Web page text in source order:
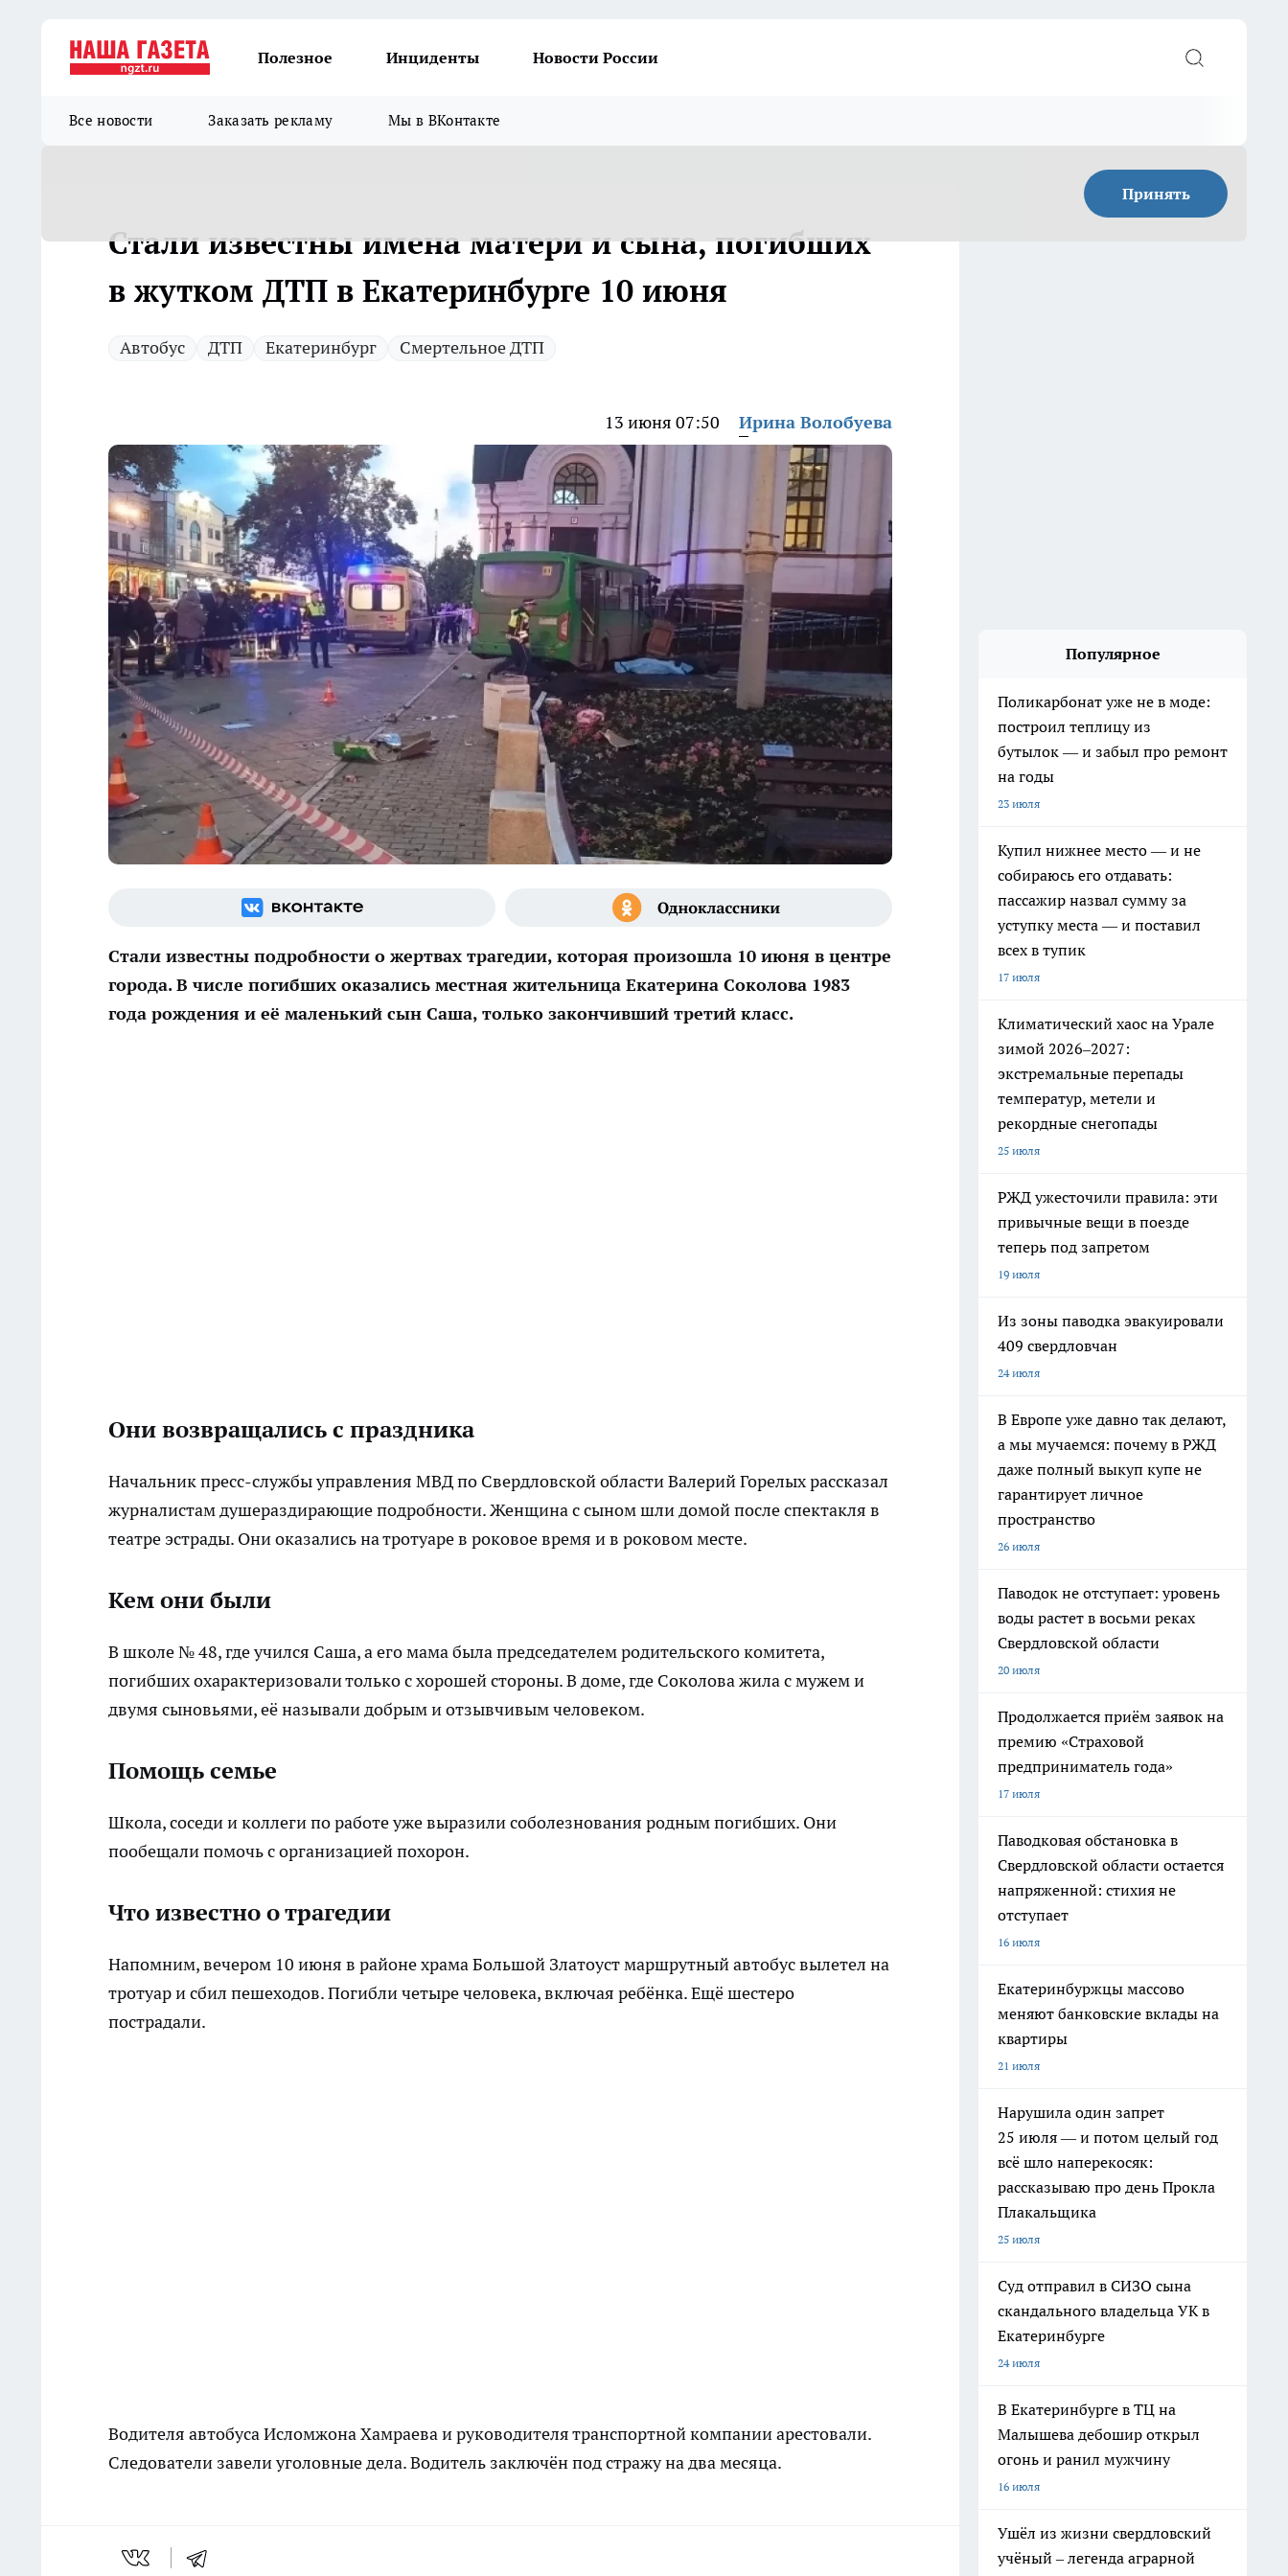
Полезное Инциденты Новости России
Все новости Заказать рекламу Мы в ВКонтакте
Принять
Стали известны имена матери и сына, погибших
в жутком ДТП в Екатеринбурге 10 июня
Автобус ДТП Екатеринбург Смертельное ДТП
13 июня 07:50 Ирина Волобуева
Стали известны подробности о жертвах трагедии, которая произошла 10 июня в центре
города. В числе погибших оказались местная жительница Екатерина Соколова 1983
года рождения и её маленький сын Саша, только закончивший третий класс.
Они возвращались с праздника
Начальник пресс-службы управления МВД по Свердловской области Валерий Горелых рассказал
журналистам душераздирающие подробности. Женщина с сыном шли домой после спектакля в
театре эстрады. Они оказались на тротуаре в роковое время и в роковом месте.
Кем они были
В школе № 48, где учился Саша, а его мама была председателем родительского комитета,
погибших охарактеризовали только с хорошей стороны. В доме, где Соколова жила с мужем и
двумя сыновьями, её называли добрым и отзывчивым человеком.
Помощь семье
Школа, соседи и коллеги по работе уже выразили соболезнования родным погибших. Они
пообещали помочь с организацией похорон.
Что известно о трагедии
Напомним, вечером 10 июня в районе храма Большой Златоуст маршрутный автобус вылетел на
тротуар и сбил пешеходов. Погибли четыре человека, включая ребёнка. Ещё шестеро
пострадали.
Водителя автобуса Исломжона Хамраева и руководителя транспортной компании арестовали.
Следователи завели уголовные дела. Водитель заключён под стражу на два месяца.
Популярное
Поликарбонат уже не в моде:
построил теплицу из
бутылок — и забыл про ремонт
на годы
23 июля
Купил нижнее место — и не
собираюсь его отдавать:
пассажир назвал сумму за
уступку места — и поставил
всех в тупик
17 июля
Климатический хаос на Урале
зимой 2026–2027:
экстремальные перепады
температур, метели и
рекордные снегопады
25 июля
РЖД ужесточили правила: эти
привычные вещи в поезде
теперь под запретом
19 июля
Из зоны паводка эвакуировали
409 свердловчан
24 июля
В Европе уже давно так делают,
а мы мучаемся: почему в РЖД
даже полный выкуп купе не
гарантирует личное
пространство
26 июля
Паводок не отступает: уровень
воды растет в восьми реках
Свердловской области
20 июля
Продолжается приём заявок на
премию «Страховой
предприниматель года»
17 июля
Паводковая обстановка в
Свердловской области остается
напряженной: стихия не
отступает
16 июля
Екатеринбуржцы массово
меняют банковские вклады на
квартиры
21 июля
Нарушила один запрет
25 июля — и потом целый год
всё шло наперекосяк:
рассказываю про день Прокла
Плакальщика
25 июля
Суд отправил в СИЗО сына
скандального владельца УК в
Екатеринбурге
24 июля
В Екатеринбурге в ТЦ на
Малышева дебошир открыл
огонь и ранил мужчину
16 июля
Ушёл из жизни свердловский
учёный – легенда аграрной